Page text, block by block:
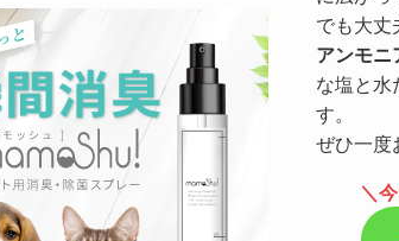
でも大丈
アンモニ
な塩と
す。
ぜひ一度
＼